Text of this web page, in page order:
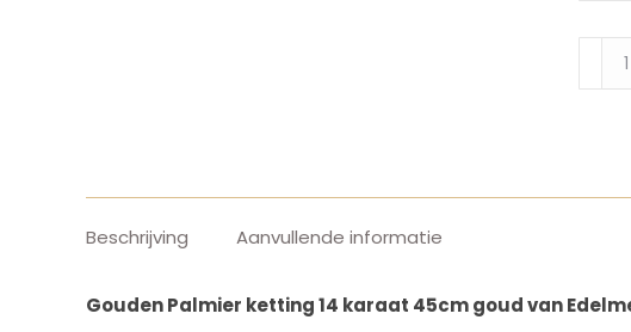
Beschrijving Aanvullende informatie
Gouden Palmier ketting 14 karaat 45cm goud van